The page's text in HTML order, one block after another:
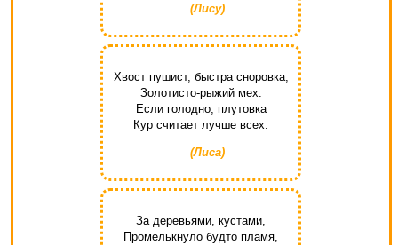
(Лису)
Хвост пушист, быстра сноровка,
Золотисто-рыжий мех.
Если голодно, плутовка
Кур считает лучше всех.
(Лиса)
За деревьями, кустами,
Промелькнуло будто пламя,